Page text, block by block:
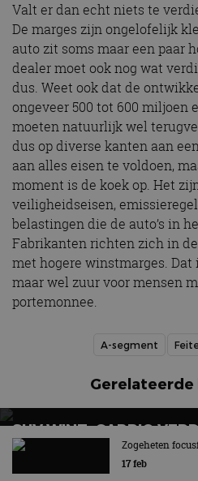
Valt er dan echt niets te
De marges zijn ongelofelijk
auto zit soms maar een paar
dealer moet ook nog wat
dus. Weet ook dat de
ongeveer 500 tot 600 miljoen
moeten natuurlijk wel
dus op diverse kanten aan
aan alles eisen te voldoen,
moment is de koek op. Het
veiligheidseisen,
belastingen die de auto’s in
Fabrikanten richten zich in
met hogere winstmarges.
maar wel zuur voor mensen
portemonnee.
A-segment
SUV WINT, CABRIO
UIT BEELD
Hét symbool van vrijheid en
Zogeheten
17 feb